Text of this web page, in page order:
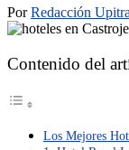
PorRedacción
Contenido del
Los Mejores